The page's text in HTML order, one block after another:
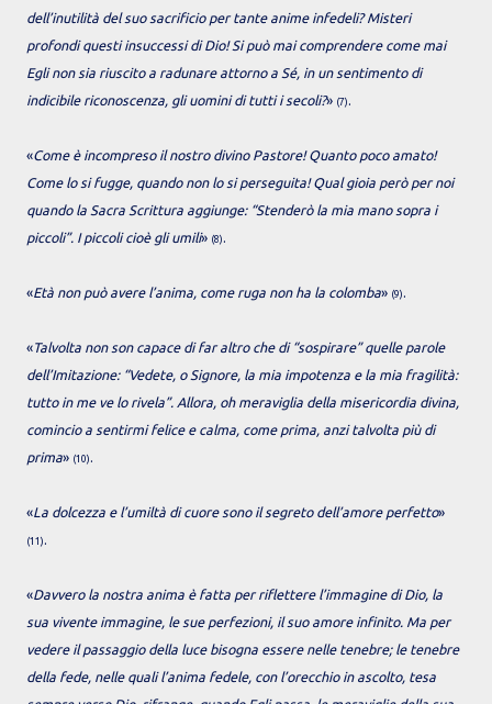
dell’inutilità del suo sacrificio per tante anime infedeli? Misteri
profondi questi insuccessi di Dio! Si può mai comprendere come mai
Egli non sia riuscito a radunare attorno a Sé, in un sentimento di
indicibile riconoscenza, gli uomini di tutti i secoli?» (7) .
«Come è incompreso il nostro divino Pastore! Quanto poco amato!
Come lo si fugge, quando non lo si perseguita! Qual gioia però per noi
quando la Sacra Scrittura aggiunge: “Stenderò la mia mano sopra i
piccoli”. I piccoli cioè gli umili» (8) .
«Età non può avere l’anima, come ruga non ha la colomba» (9) .
«Talvolta non son capace di far altro che di “sospirare” quelle parole
dell’Imitazione: “Vedete, o Signore, la mia impotenza e la mia fragilità:
tutto in me ve lo rivela”. Allora, oh meraviglia della misericordia divina,
comincio a sentirmi felice e calma, come prima, anzi talvolta più di
prima» (10) .
«La dolcezza e l’umiltà di cuore sono il segreto dell’amore perfetto»
(11) .
«Davvero la nostra anima è fatta per riflettere l’immagine di Dio, la
sua vivente immagine, le sue perfezioni, il suo amore infinito. Ma per
vedere il passaggio della luce bisogna essere nelle tenebre; le tenebre
della fede, nelle quali l’anima fedele, con l’orecchio in ascolto, tesa